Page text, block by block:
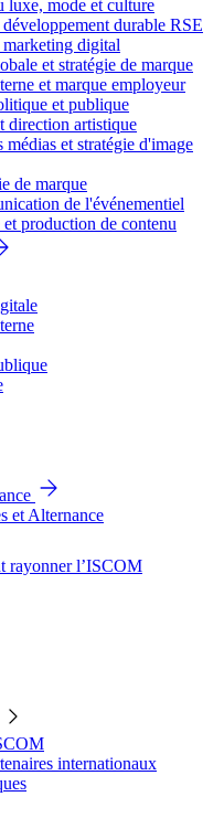
luxe, mode et culture
durable RSE
digital
et stratégie de marque
et marque employeur
et publique
direction artistique
et stratégie d'image
de marque
de l'événementiel
production de contenu
et Alternance
rayonner l’ISCOM
internationaux